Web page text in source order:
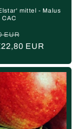
mittel - Malus
CAC
EUR
EUR